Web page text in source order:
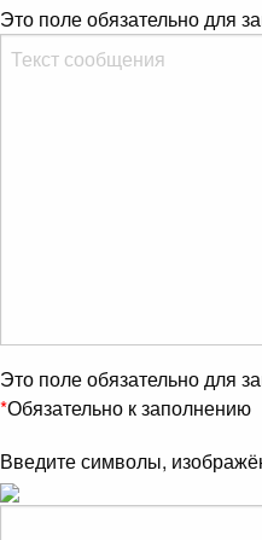
Это поле обязательно для
Это поле обязательно для
*Обязательно к заполнению
Введите символы,